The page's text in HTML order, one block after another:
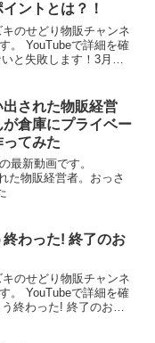
ントとは？！
のせどり物販チャンネ
。 YouTubeで詳細を確
と失敗します！3月の
出された物販経営
倉庫にプライベー
ってみた
最新動画です。
た物販経営者。おっさ
わった! 終了のお
のせどり物販チャンネ
。 YouTubeで詳細を確
終わった! 終了のお知